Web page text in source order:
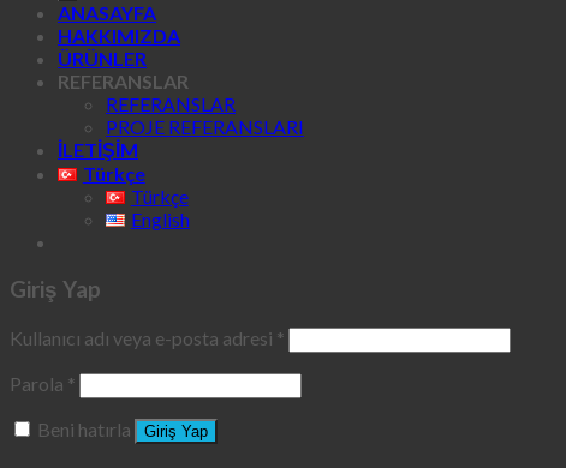
ANASAYFA
HAKKIMIZDA
ÜRÜNLER
REFERANSLAR
REFERANSLAR
PROJE REFERANSLARI
İLETİŞİM
Türkçe
Türkçe
English
Giriş Yap
Kullanıcı adı veya e-posta adresi *
Parola *
Beni hatırla
Giriş Yap